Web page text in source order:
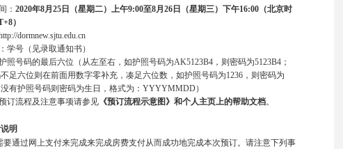
： 2020年8月25日（星期二）上午9:00至8月26日（星期三）下午16:00（北京时
）
dormnew.sjtu.edu.cn
学号（见录取通知书）
照号码的最后六位（从左至右，如护照号码为AK5123B4，则密码为5123B4；
足六位则在前面用数字零补充，凑足六位数，如护照号码为1236，则密码为
没有护照号码则密码为生日，格式为：YYYYMMDD）
订流程及注意事项请参见 《预订流程示意图》和个人主页上的帮助文档。
明
要通过网上支付来完成来完成房费支付从而成功地完成本次预订。请注意下列事